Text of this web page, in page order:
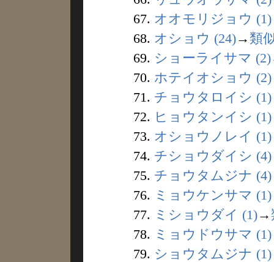
67. オオモリジョウ (1)
68. オショウ (24)→ 類
69. ショーライサマ (2)
70. ホテイオショウ (2)
71. チョウタロイシ (1)
72. ヒョウタンイシ (1)
73. オショウノレイ (1)
74. チショウダイシ (4)
75. チョウタムジナ (4)
76. ミョウケンサマ (1)
77. ミショウダイ (1)→
78. ミョウドウサマ (1)
79. ショウタムジナ (1)